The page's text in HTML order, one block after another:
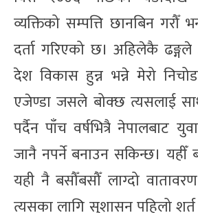
व्यक्तिको सम्पत्ति छानबिन गरौँ
दर्ता गरिएको छ। अहिलेकै
देश विकास हुन्न भन्ने मेरो
एजेण्डा जसले बोक्छ त्यसलाई
पर्दैन पाँच वर्षभित्रै नेपालबाट
जानै नपर्ने बनाउन सकिन्छ। यहीँ
यही नै बसौँबसौँ लाग्दो
त्यसका लागि सुशासन पहिलो